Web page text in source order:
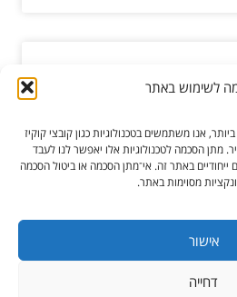
לשימוש באתר
אנו משתמשים בטכנולוגיות כגון קובצי קוקיז
מתן הסכמה לטכנולוגיות אלו יאפשר לנו לעבד
ייחודיים באתר זה. אי־מתן הסכמה או ביטול הסכמה
מסוימות באתר.
אישור
דחייה
פופולרי ביוון ובקפריסין. זה
יש שמות רבים ושונים, אך...